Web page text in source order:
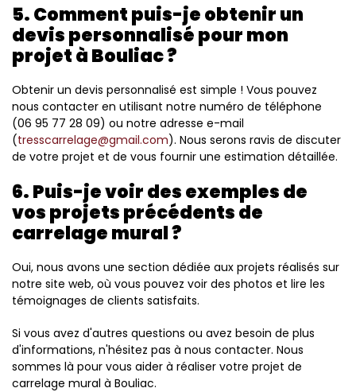
5. Comment puis-je obtenir un
devis personnalisé pour mon
projet à Bouliac ?
Obtenir un devis personnalisé est simple ! Vous pouvez
nous contacter en utilisant notre numéro de téléphone
(06 95 77 28 09) ou notre adresse e-mail
(tresscarrelage@gmail.com). Nous serons ravis de discuter
de votre projet et de vous fournir une estimation détaillée.
6. Puis-je voir des exemples de
vos projets précédents de
carrelage mural ?
Oui, nous avons une section dédiée aux projets réalisés sur
notre site web, où vous pouvez voir des photos et lire les
témoignages de clients satisfaits.
Si vous avez d'autres questions ou avez besoin de plus
d'informations, n'hésitez pas à nous contacter. Nous
sommes là pour vous aider à réaliser votre projet de
carrelage mural à Bouliac.